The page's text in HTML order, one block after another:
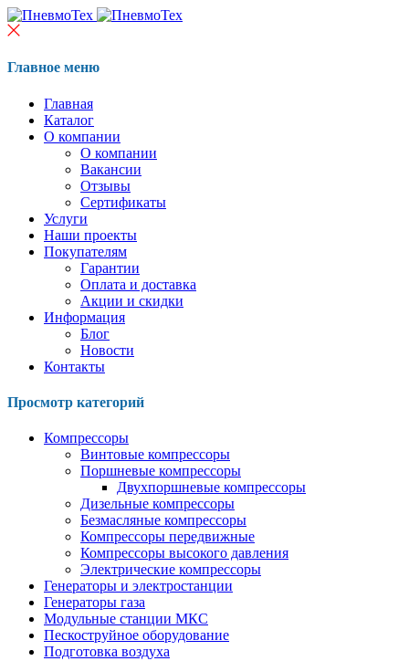
Главное меню
Главная
Каталог
О компании
О компании
Вакансии
Отзывы
Сертификаты
Услуги
Наши проекты
Покупателям
Гарантии
Оплата и доставка
Акции и скидки
Информация
Блог
Новости
Контакты
Просмотр категорий
Компрессоры
Винтовые компрессоры
Поршневые компрессоры
Двухпоршневые компрессоры
Дизельные компрессоры
Безмасляные компрессоры
Компрессоры передвижные
Компрессоры высокого давления
Электрические компрессоры
Генераторы и электростанции
Генераторы газа
Модульные станции МКС
Пескоструйное оборудование
Подготовка воздуха